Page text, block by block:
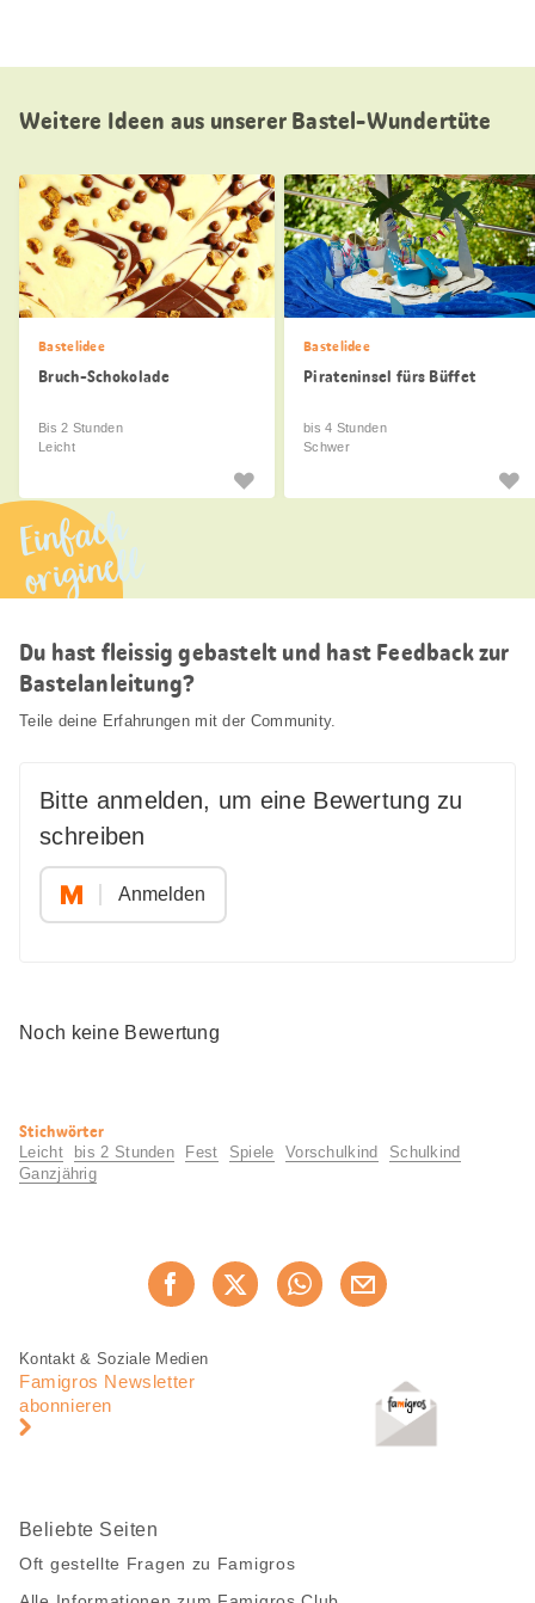
Weitere Ideen aus unserer Bastel-Wundertüte
Bastelidee
Bruch-Schokolade
Bis 2 Stunden
Leicht
Bastelidee
Pirateninsel fürs Büffet
bis 4 Stunden
Schwer
Einfach
originell
Du hast fleissig gebastelt und hast Feedback zur
Bastelanleitung?
Teile deine Erfahrungen mit der Community.
Bitte anmelden, um eine Bewertung zu
schreiben
Anmelden
Noch keine Bewertung
Nützliche
Informationen
Stichwörter
Leicht bis 2 Stunden Fest Spiele Vorschulkind
Schulkind
Ganzjährig
Jetzt weiterempfehlen
Fusszeile
Fusszeile
Navigation
Kontakt & Soziale Medien
Famigros Newsletter
abonnieren
Beliebte Seiten
Oft gestellte Fragen zu Famigros